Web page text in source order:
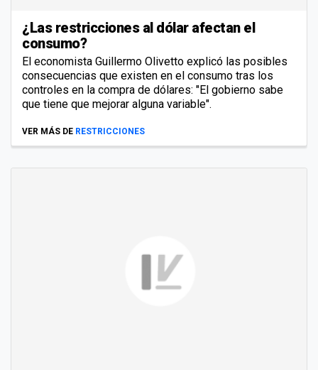
¿Las restricciones al dólar afectan el
consumo?
El economista Guillermo Olivetto explicó las posibles
consecuencias que existen en el consumo tras los
controles en la compra de dólares: "El gobierno sabe
que tiene que mejorar alguna variable".
VER MÁS DE RESTRICCIONES